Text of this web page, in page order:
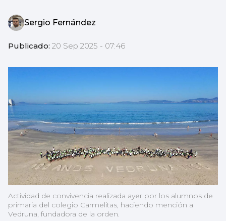
Sergio Fernández
Publicado: 20 Sep 2025 - 07:46
Actividad de convivencia realizada ayer por los alumnos de
primaria del colegio Carmelitas, haciendo mención a
Vedruna, fundadora de la orden.